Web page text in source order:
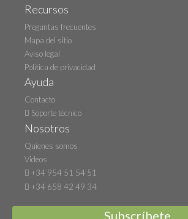
Recursos
Preguntas frecuentes
Mapa del sitio
Aviso legal
Política de privacidad
Ayuda
Contacto
Soporte técnico
Nosotros
Quienes somos
Videos
+34 954 51 54 51
+34 658 42 49 34
Subscríbete